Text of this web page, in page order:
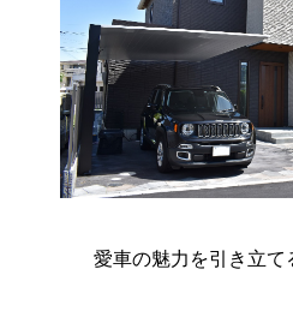
愛車の魅力を引き立て